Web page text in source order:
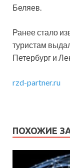
Беляев.
Ранее стало
туристам
Петербург и
rzd-partner.ru
ПОХОЖИЕ